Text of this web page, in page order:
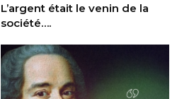
L’argent était le venin de la
société….